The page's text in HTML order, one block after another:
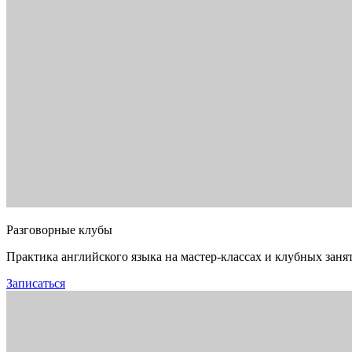
Разговорные клубы
Практика английского языка на мастер-классах и клубных
Записаться